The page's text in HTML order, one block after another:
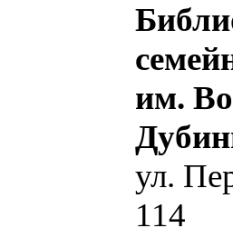
им.
ул.
114